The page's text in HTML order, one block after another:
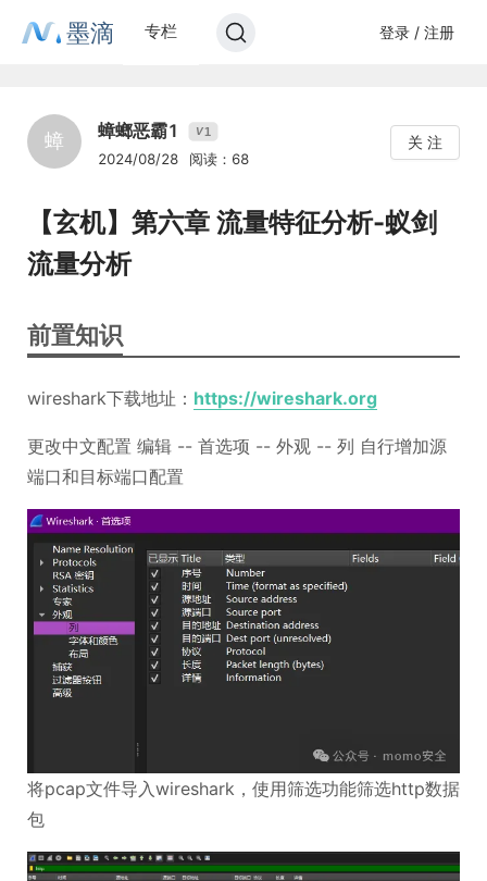
墨滴 专栏 登录 / 注册
蟑 蟑螂恶霸1 V1
2024/08/28 阅读：68
关 注
【玄机】第六章 流量特征分析-蚁剑
流量分析
前置知识
wireshark下载地址： https://wireshark.org
更改中文配置 编辑 -- 首选项 -- 外观 -- 列 自行增加源
端口和目标端口配置
将pcap文件导入wireshark，使用筛选功能筛选http数据
包